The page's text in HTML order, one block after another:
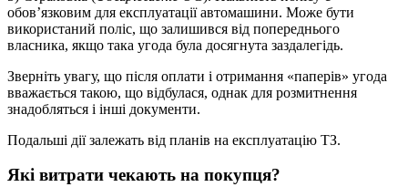
обов’язковим для експлуатації автомашини. Може бути
використаний поліс, що залишився від попереднього
власника, якщо така угода була досягнута заздалегідь.
Зверніть увагу, що після оплати і отримання «паперів» угода
вважається такою, що відбулася, однак для розмитнення
знадобляться і інші документи.
Подальші дії залежать від планів на експлуатацію ТЗ.
Які витрати чекають на покупця?